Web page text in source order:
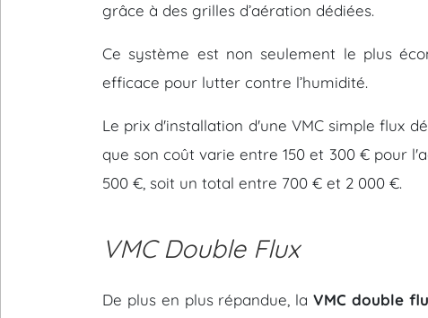
grâce à des grilles d’aération dédiées.
Ce système est non seulement le plus
efficace pour lutter contre l’humidité.
Le prix d'installation d'une VMC simple flux
que son coût varie entre 150 et 300 € pour
500 €, soit un total entre 700 € et 2 000 €.
VMC Double Flux
De plus en plus répandue, laVMC double